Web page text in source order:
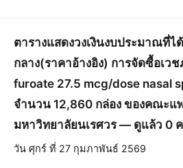
ตารางแสดงวงเงินงบประมาณที่ไ
กลาง(ราคาอ้างอิง) การจัดซื้อเ
furoate 27.5 mcg/dose nasal
จำนวน 12,860 กล่อง ของคณะแ
มหาวิทยาลัยนเรศวร — ดูแล้ว 0
วัน ศุกร์ ที่ 27 กุมภาพันธ์ 2569